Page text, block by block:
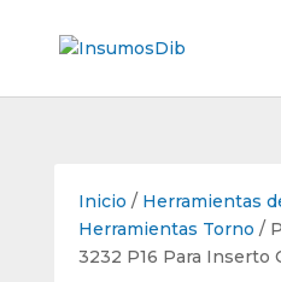
Inicio / Herramientas
Herramientas Torno /
3232 P16 Para Inserto